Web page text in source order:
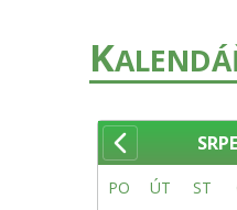
K
PO ÚT ST